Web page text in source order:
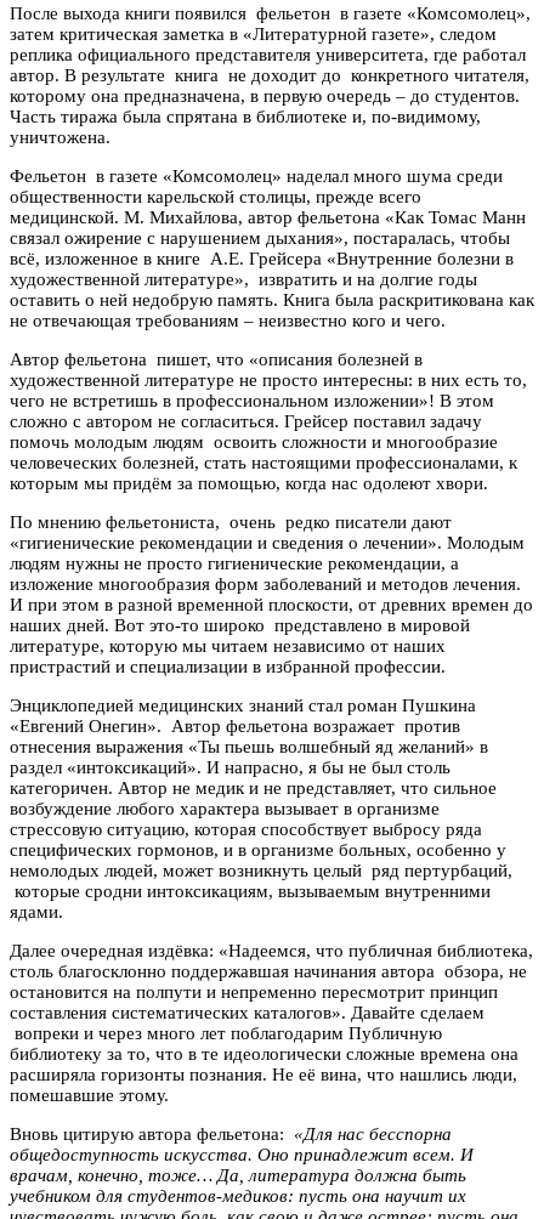
После выхода книги появился фельетон в газете «Комсомолец»,
затем критическая заметка в «Литературной газете», следом
реплика официального представителя университета, где работал
автор. В результате книга не доходит до конкретного читателя,
которому она предназначена, в первую очередь – до студентов.
Часть тиража была спрятана в библиотеке и, по-видимому,
уничтожена.
Фельетон в газете «Комсомолец» наделал много шума среди
общественности карельской столицы, прежде всего
медицинской. М. Михайлова, автор фельетона «Как Томас Манн
связал ожирение с нарушением дыхания», постаралась, чтобы
всё, изложенное в книге А.Е. Грейсера «Внутренние болезни в
художественной литературе», извратить и на долгие годы
оставить о ней недобрую память. Книга была раскритикована как
не отвечающая требованиям – неизвестно кого и чего.
Автор фельетона пишет, что «описания болезней в
художественной литературе не просто интересны: в них есть то,
чего не встретишь в профессиональном изложении»! В этом
сложно с автором не согласиться. Грейсер поставил задачу
помочь молодым людям освоить сложности и многообразие
человеческих болезней, стать настоящими профессионалами, к
которым мы придём за помощью, когда нас одолеют хвори.
По мнению фельетониста, очень редко писатели дают
«гигиенические рекомендации и сведения о лечении». Молодым
людям нужны не просто гигиенические рекомендации, а
изложение многообразия форм заболеваний и методов лечения.
И при этом в разной временной плоскости, от древних времен до
наших дней. Вот это-то широко представлено в мировой
литературе, которую мы читаем независимо от наших
пристрастий и специализации в избранной профессии.
Энциклопедией медицинских знаний стал роман Пушкина
«Евгений Онегин». Автор фельетона возражает против
отнесения выражения «Ты пьешь волшебный яд желаний» в
раздел «интоксикаций». И напрасно, я бы не был столь
категоричен. Автор не медик и не представляет, что сильное
возбуждение любого характера вызывает в организме
стрессовую ситуацию, которая способствует выбросу ряда
специфических гормонов, и в организме больных, особенно у
немолодых людей, может возникнуть целый ряд пертурбаций,
которые сродни интоксикациям, вызываемым внутренними
ядами.
Далее очередная издёвка: «Надеемся, что публичная библиотека,
столь благосклонно поддержавшая начинания автора обзора, не
остановится на полпути и непременно пересмотрит принцип
составления систематических каталогов». Давайте сделаем
вопреки и через много лет поблагодарим Публичную
библиотеку за то, что в те идеологически сложные времена она
расширяла горизонты познания. Не её вина, что нашлись люди,
помешавшие этому.
Вновь цитирую автора фельетона: «Для нас бесспорна
общедоступность искусства. Оно принадлежит всем. И
врачам, конечно, тоже… Да, литература должна быть
учебником для студентов-медиков: пусть она научит их